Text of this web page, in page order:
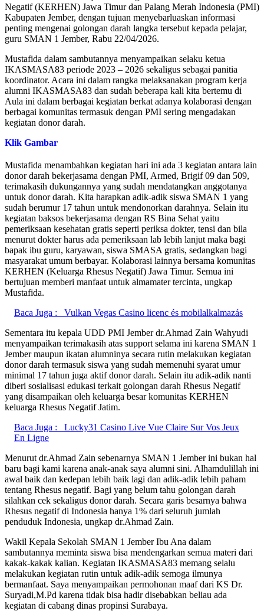
Negatif (KERHEN) Jawa Timur dan Palang Merah Indonesia (PMI)
Kabupaten Jember, dengan tujuan menyebarluaskan informasi
penting mengenai golongan darah langka tersebut kepada pelajar,
guru SMAN 1 Jember, Rabu 22/04/2026.
Mustafida dalam sambutannya menyampaikan selaku ketua
IKASMASA83 periode 2023 – 2026 sekaligus sebagai panitia
koordinator. Acara ini dalam rangka melaksanakan program kerja
alumni IKASMASA83 dan sudah beberapa kali kita bertemu di
Aula ini dalam berbagai kegiatan berkat adanya kolaborasi dengan
berbagai komunitas termasuk dengan PMI sering mengadakan
kegiatan donor darah.
Klik Gambar
Mustafida menambahkan kegiatan hari ini ada 3 kegiatan antara lain
donor darah bekerjasama dengan PMI, Armed, Brigif 09 dan 509,
terimakasih dukungannya yang sudah mendatangkan anggotanya
untuk donor darah. Kita harapkan adik-adik siswa SMAN 1 yang
sudah berumur 17 tahun untuk mendonorkan darahnya. Selain itu
kegiatan baksos bekerjasama dengan RS Bina Sehat yaitu
pemeriksaan kesehatan gratis seperti periksa dokter, tensi dan bila
menurut dokter harus ada pemeriksaan lab lebih lanjut maka bagi
bapak ibu guru, karyawan, siswa SMASA gratis, sedangkan bagi
masyarakat umum berbayar. Kolaborasi lainnya bersama komunitas
KERHEN (Keluarga Rhesus Negatif) Jawa Timur. Semua ini
bertujuan memberi manfaat untuk almamater tercinta, ungkap
Mustafida.
Baca Juga :
Vulkan Vegas Casino licenc és mobilalkalmazás
Sementara itu kepala UDD PMI Jember dr.Ahmad Zain Wahyudi
menyampaikan terimakasih atas support selama ini karena SMAN 1
Jember maupun ikatan alumninya secara rutin melakukan kegiatan
donor darah termasuk siswa yang sudah memenuhi syarat umur
minimal 17 tahun juga aktif donor darah. Selain itu adik-adik nanti
diberi sosialisasi edukasi terkait golongan darah Rhesus Negatif
yang disampaikan oleh keluarga besar komunitas KERHEN
keluarga Rhesus Negatif Jatim.
Baca Juga :
Lucky31 Casino Live Vue Claire Sur Vos Jeux
En Ligne
Menurut dr.Ahmad Zain sebenarnya SMAN 1 Jember ini bukan hal
baru bagi kami karena anak-anak saya alumni sini. Alhamdulillah ini
awal baik dan kedepan lebih baik lagi dan adik-adik lebih paham
tentang Rhesus negatif. Bagi yang belum tahu golongan darah
silahkan cek sekaligus donor darah. Secara garis besarnya bahwa
Rhesus negatif di Indonesia hanya 1% dari seluruh jumlah
penduduk Indonesia, ungkap dr.Ahmad Zain.
Wakil Kepala Sekolah SMAN 1 Jember Ibu Ana dalam
sambutannya meminta siswa bisa mendengarkan semua materi dari
kakak-kakak kalian. Kegiatan IKASMASA83 memang selalu
melakukan kegiatan rutin untuk adik-adik semoga ilmunya
bermanfaat. Saya menyampaikan permohonan maaf dari KS Dr.
Suryadi,M.Pd karena tidak bisa hadir disebabkan beliau ada
kegiatan di cabang dinas propinsi Surabaya.